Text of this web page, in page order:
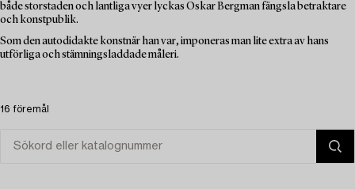
både storstaden och lantliga vyer lyckas Oskar Bergman fängsla betraktare
och konstpublik.
Som den autodidakte konstnär han var, imponeras man lite extra av hans
utförliga och stämningsladdade måleri.
16 föremål